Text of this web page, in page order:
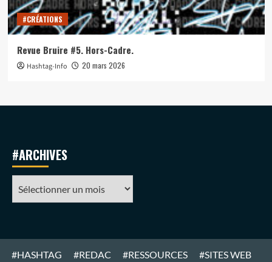
#CRÉATIONS
Revue Bruire #5. Hors-Cadre.
Hashtag-Info 20 mars 2026
#ARCHIVES
#HASHTAG #REDAC #RESSOURCES #SITES WEB